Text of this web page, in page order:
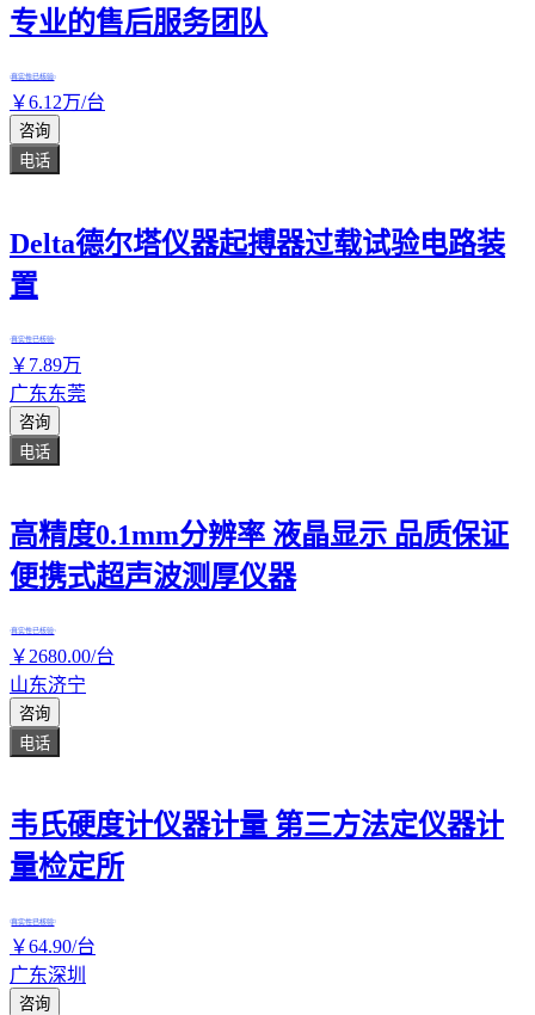
专业的售后服务团队
真实性已核验
￥6.12万/台
咨询
电话
Delta德尔塔仪器起搏器过载试验电路装
置
真实性已核验
￥ 7.89万
广东东莞
咨询
电话
高精度0.1mm分辨率 液晶显示 品质保证
便携式超声波测厚仪器
真实性已核验
￥ 2680.00/台
山东济宁
咨询
电话
韦氏硬度计仪器计量 第三方法定仪器计
量检定所
真实性已核验
￥64.90/台
广东深圳
咨询